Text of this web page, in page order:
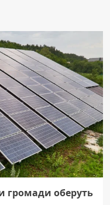
громади оберуть